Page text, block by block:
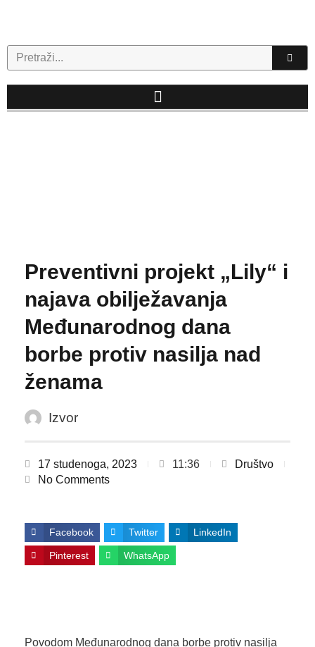
Search
Preventivni projekt „Lily“ i
najava obilježavanja
Međunarodnog dana
borbe protiv nasilja nad
ženama
Izvor
17 studenoga, 2023 11:36
Društvo
No Comments
Facebook Twitter LinkedIn
Pinterest WhatsApp
Povodom Međunarodnog dana borbe protiv nasilja